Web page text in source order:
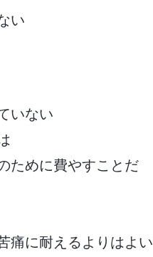
い
いない
ために費やすことだ
痛に耐えるよりはよい